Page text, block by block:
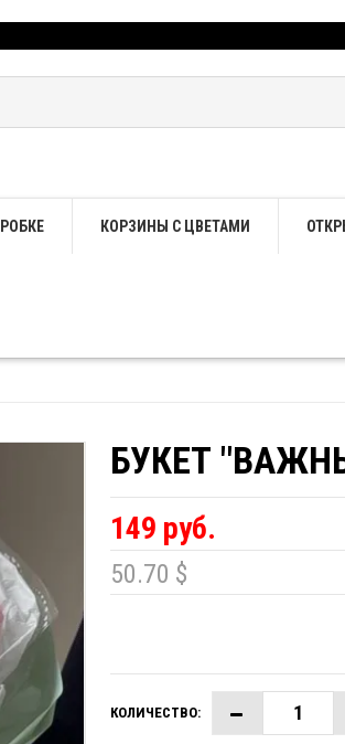
КОРЗИНЫ С ЦВЕТАМИ
БУКЕТ
149 руб.
50.70 $
КОЛИЧЕСТВО: